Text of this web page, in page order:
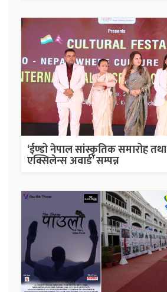
‘ईण्डो नेपाल सांस्कृतिक समारोह
एक्सिलेन्स अवार्ड’ सम्पन्न